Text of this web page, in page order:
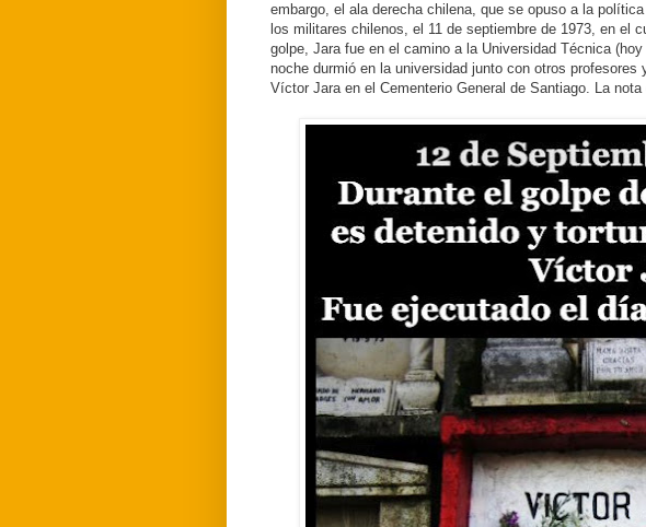
embargo, el ala derecha chilena, que se opuso a la
los militares chilenos, el 11 de septiembre de 1973, en el
golpe, Jara fue en el camino a la Universidad Técnica
noche durmió en la universidad junto con otros
Víctor Jara en el Cementerio General de Santiago. La